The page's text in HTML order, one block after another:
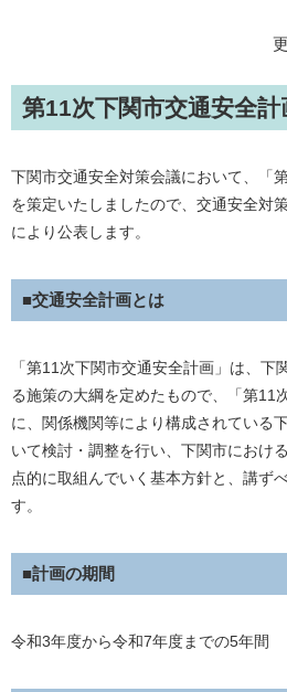
第11次下関市交通安全
下関市交通安全対策会議において、「
を策定いたしましたので、交通安全対
により公表します。
■交通安全計画とは
「第11次下関市交通安全計画」は、下
る施策の大綱を定めたもので、「第11
に、関係機関等により構成されている
いて検討・調整を行い、下関市におけ
点的に取組んでいく基本方針と、講ず
す。
■計画の期間
令和3年度から令和7年度までの5年間